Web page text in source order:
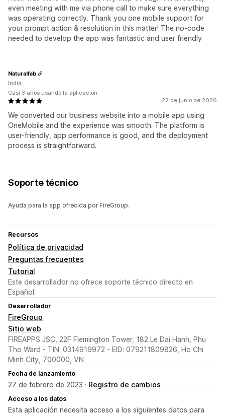
even meeting with me via phone call to make sure everything
was operating correctly. Thank you one mobile support for
your prompt action & resolution in this matter! The no-code
needed to develop the app was fantastic and user friendly
22 de junio de 2026
We converted our business website into a mobile app using
OneMobile and the experience was smooth. The platform is
user-friendly, app performance is good, and the deployment
process is straightforward.
Naturalfab
India
Casi 3 años usando la aplicación
Soporte técnico
Ayuda para la app ofrecida por FireGroup.
Recursos
Política de privacidad
Preguntas frecuentes
Tutorial
Este desarrollador no ofrece soporte técnico directo en
Español.
Desarrollador
FireGroup
Sitio web
FIREAPPS JSC, 22F Flemington Tower, 182 Le Dai Hanh, Phu
Tho Ward - TIN: 0314919972 - EID: 079211809826, Ho Chi
Minh City, 700000, VN
Fecha de lanzamiento
27 de febrero de 2023 · Registro de cambios
Acceso a los datos
Esta aplicación necesita acceso a los siguientes datos para